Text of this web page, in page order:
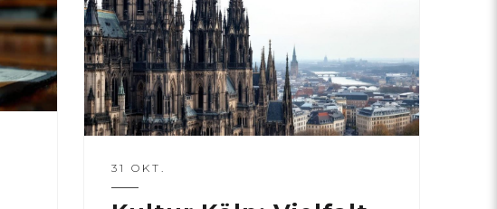
31 OKT.